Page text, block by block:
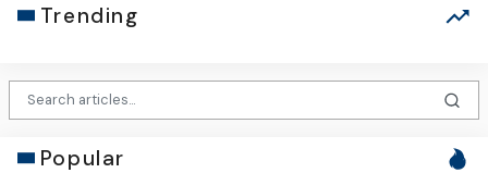
Trending
Popular